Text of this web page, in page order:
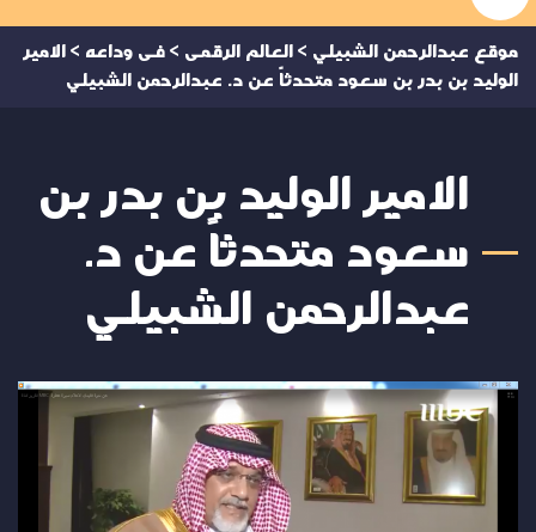
موقع عبدالرحمن الشبيلي > العالم الرقمى > فى وداعه > الامير
الوليد بن بدر بن سعود متحدثاً عن د. عبدالرحمن الشبيلي
الامير الوليد بن بدر بن
سعود متحدثاً عن د.
عبدالرحمن الشبيلي